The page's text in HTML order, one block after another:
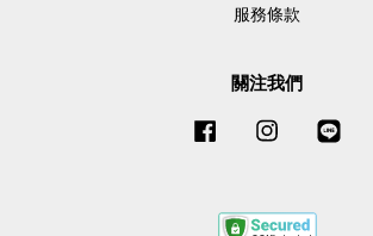
服務條款
關注我們
Facebook Instagram